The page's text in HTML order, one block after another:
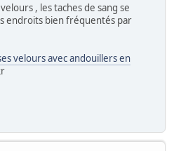
, les taches de sang se
endroits bien fréquentés par
velours avec andouillers en